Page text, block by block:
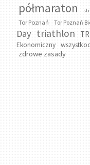
półmaraton
Tor Poznań Tor Poznań
Day triathlon
Ekonomiczny
zdrowe zasady